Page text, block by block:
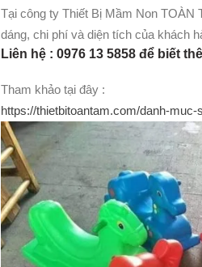
Tại công ty Thiết Bị Mầm Non TOÀN
dáng, chi phí và diện tích của khách
Liên hệ : 0976 13 5858 để biết
Tham khảo tại đây :
https://thietbitoantam.com/danh-muc-